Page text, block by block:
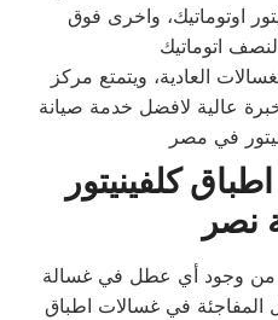
اوتوماتيك، واخرى فوق
العادية، ويتمتع مركز
عالية لافضل خدمة صيانة
كلفينيتور
نصر
المفاجئة في غسالات اطباق